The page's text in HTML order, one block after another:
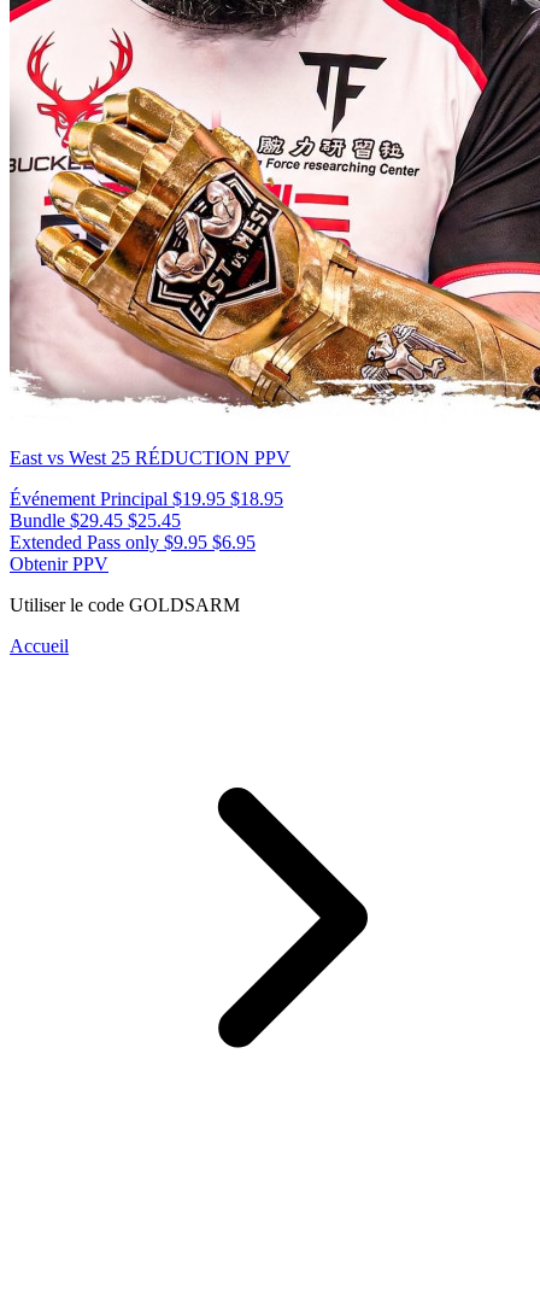
East vs West 25 RÉDUCTION PPV
Événement Principal $19.95 $18.95
Bundle $29.45 $25.45
Extended Pass only $9.95 $6.95
Obtenir PPV
Utiliser le code GOLDSARM
Accueil